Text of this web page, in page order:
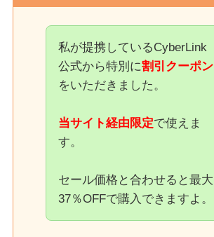
私が提携しているCyberLink
公式から特別に割引クーポン
をいただきました。
当サイト経由限定で使えま
す。
セール価格と合わせると最大
37％OFFで購入できますよ。